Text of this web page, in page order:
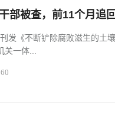
部被查，前11个月追
发《不断铲除腐败滋生的土
一体...